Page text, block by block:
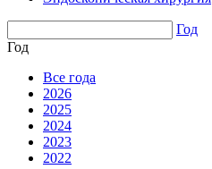
Год
Год
Все года
2026
2025
2024
2023
2022